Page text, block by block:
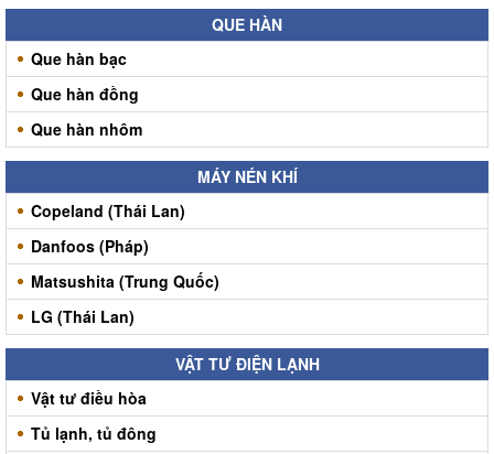
QUE HÀN
Que hàn bạc
Que hàn đồng
Que hàn nhôm
MÁY NÉN KHÍ
Copeland (Thái Lan)
Danfoos (Pháp)
Matsushita (Trung Quốc)
LG (Thái Lan)
VẬT TƯ ĐIỆN LẠNH
Vật tư điều hòa
Tủ lạnh, tủ đông